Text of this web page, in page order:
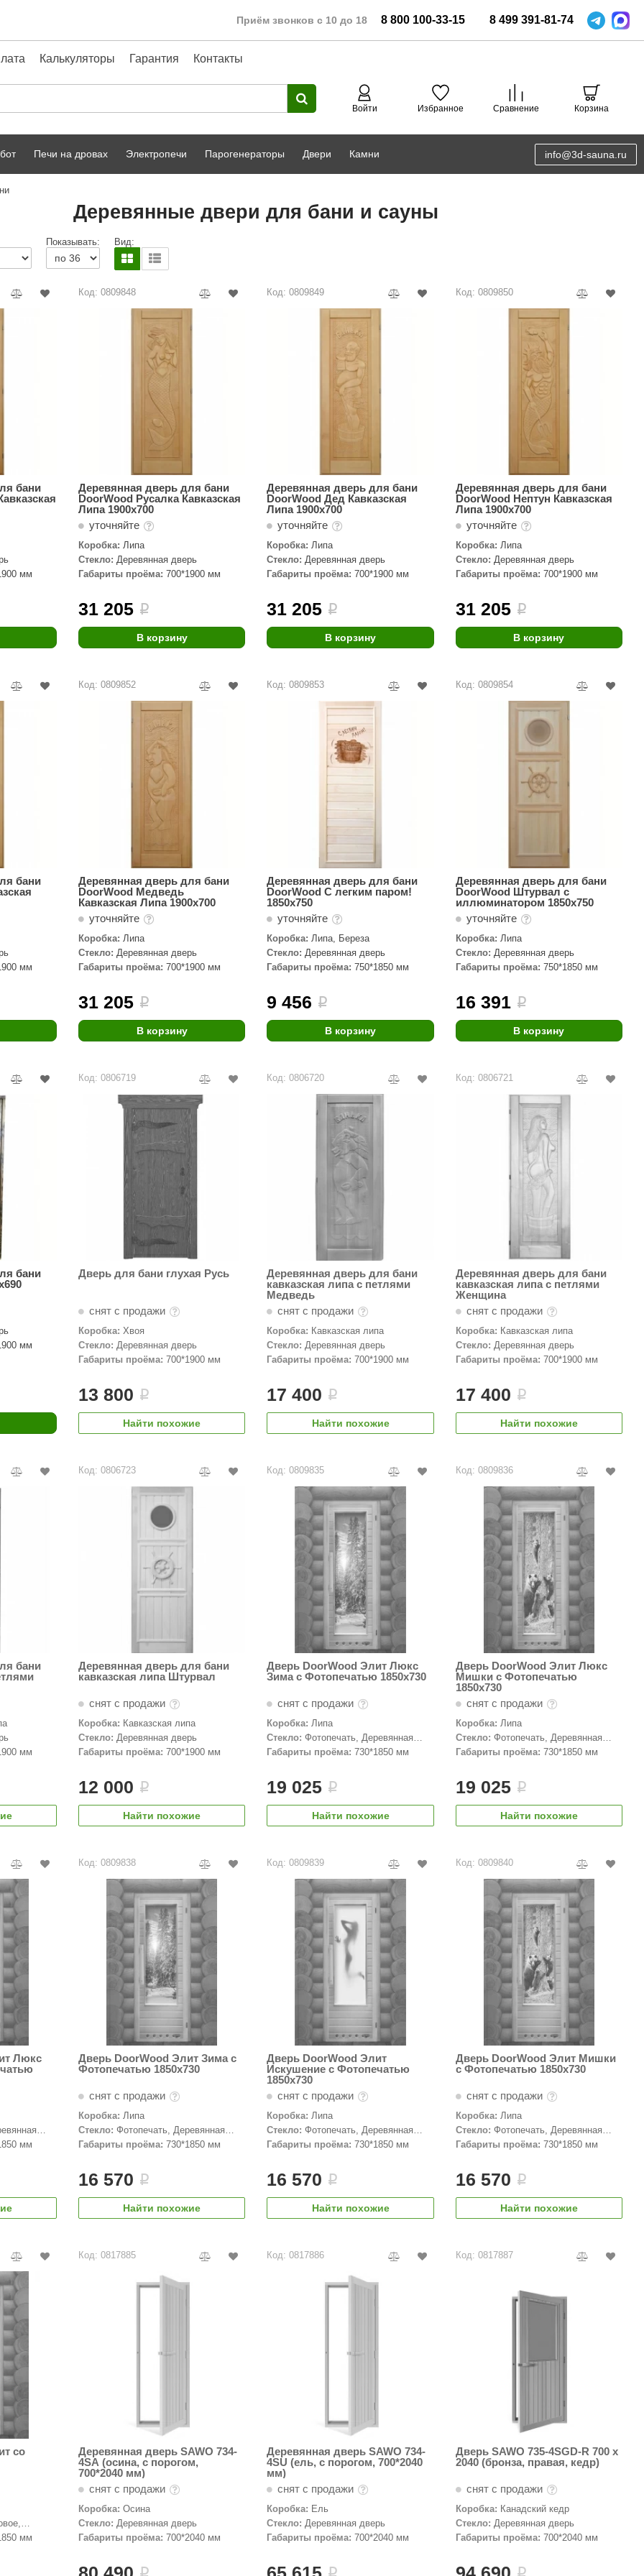
Приём звонков с 10 до 18 8 800 100-33-15 8 499 391-81-74
Калькуляторы Гарантия Контакты
Войти Избранное Сравнение Корзина
HENKI
A-Panel Руспанель
Сталь-Мастер
Банные штучки
Cariitti
Rento
Rohol
Baldus Kvimol
НКЗ
Сабантуй
Феникс Feringer
ЭкспертСаун
KOLO Aromawolke
Варвара
EDMUNDAS Nikkarien
Печи на дровах Электропечи Парогенераторы Двери Камни info@3d-sauna.ru
Деревянные двери для бани и сауны
Показывать: Вид:
бани
мм
Код: 0809848
Деревянная дверь для бани
DoorWood Русалка Кавказская
Липа 1900х700
уточняйте
Коробка: Липа
Стекло: Деревянная дверь
Габариты проёма: 700*1900 мм
31 205 i
В корзину
Код: 0809849
Деревянная дверь для бани
DoorWood Дед Кавказская
Липа 1900х700
уточняйте
Коробка: Липа
Стекло: Деревянная дверь
Габариты проёма: 700*1900 мм
31 205 i
В корзину
Код: 0809850
Деревянная дверь для бани
DoorWood Нептун Кавказская
Липа 1900х700
уточняйте
Коробка: Липа
Стекло: Деревянная дверь
Габариты проёма: 700*1900 мм
31 205 i
В корзину
бани
мм
Код: 0809852
Деревянная дверь для бани
DoorWood Медведь
Кавказская Липа 1900х700
уточняйте
Коробка: Липа
Стекло: Деревянная дверь
Габариты проёма: 700*1900 мм
31 205 i
В корзину
Код: 0809853
Деревянная дверь для бани
DoorWood С легким паром!
1850х750
уточняйте
Коробка: Липа, Береза
Стекло: Деревянная дверь
Габариты проёма: 750*1850 мм
9 456 i
В корзину
Код: 0809854
Деревянная дверь для бани
DoorWood Штурвал с
иллюминатором 1850х750
уточняйте
Коробка: Липа
Стекло: Деревянная дверь
Габариты проёма: 750*1850 мм
16 391 i
В корзину
бани
мм
Код: 0806719
Дверь для бани глухая Русь
снят с продажи
Коробка: Хвоя
Стекло: Деревянная дверь
Габариты проёма: 700*1900 мм
13 800 i
Найти похожие
Код: 0806720
Деревянная дверь для бани
кавказская липа с петлями
Медведь
снят с продажи
Коробка: Кавказская липа
Стекло: Деревянная дверь
Габариты проёма: 700*1900 мм
17 400 i
Найти похожие
Код: 0806721
Деревянная дверь для бани
кавказская липа с петлями
Женщина
снят с продажи
Коробка: Кавказская липа
Стекло: Деревянная дверь
Габариты проёма: 700*1900 мм
17 400 i
Найти похожие
бани
мм
Код: 0806723
Деревянная дверь для бани
кавказская липа Штурвал
снят с продажи
Коробка: Кавказская липа
Стекло: Деревянная дверь
Габариты проёма: 700*1900 мм
12 000 i
Найти похожие
Код: 0809835
Дверь DoorWood Элит Люкс
Зима с Фотопечатью 1850х730
снят с продажи
Коробка: Липа
Стекло: Фотопечать, Деревянная
дверь
Габариты проёма: 730*1850 мм
19 025 i
Найти похожие
Код: 0809836
Дверь DoorWood Элит Люкс
Мишки с Фотопечатью
1850х730
снят с продажи
Коробка: Липа
Стекло: Фотопечать, Деревянная
дверь
Габариты проёма: 730*1850 мм
19 025 i
Найти похожие
Люкс
мм
Код: 0809838
Дверь DoorWood Элит Зима с
Фотопечатью 1850х730
снят с продажи
Коробка: Липа
Стекло: Фотопечать, Деревянная
дверь
Габариты проёма: 730*1850 мм
16 570 i
Найти похожие
Код: 0809839
Дверь DoorWood Элит
Искушение с Фотопечатью
1850х730
снят с продажи
Коробка: Липа
Стекло: Фотопечать, Деревянная
дверь
Габариты проёма: 730*1850 мм
16 570 i
Найти похожие
Код: 0809840
Дверь DoorWood Элит Мишки
с Фотопечатью 1850х730
снят с продажи
Коробка: Липа
Стекло: Фотопечать, Деревянная
дверь
Габариты проёма: 730*1850 мм
16 570 i
Найти похожие
со
мм
Код: 0817885
Деревянная дверь SAWO 734-
4SA (осина, с порогом,
700*2040 мм)
снят с продажи
Коробка: Осина
Стекло: Деревянная дверь
Габариты проёма: 700*2040 мм
i
Код: 0817886
Деревянная дверь SAWO 734-
4SU (ель, с порогом, 700*2040
мм)
снят с продажи
Коробка: Ель
Стекло: Деревянная дверь
Габариты проёма: 700*2040 мм
i
Код: 0817887
Дверь SAWO 735-4SGD-R 700 x
2040 (бронза, правая, кедр)
снят с продажи
Коробка: Канадский кедр
Стекло: Деревянная дверь
Габариты проёма: 700*2040 мм
i